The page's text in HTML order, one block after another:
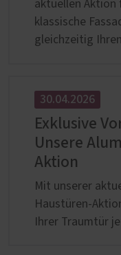
aktuellen Aktion
klassische
gleichzeitig
30.04.2026
Exklusive
Unsere
Aktion
Mit unserer
Haustüren-
Ihrer Traumtür